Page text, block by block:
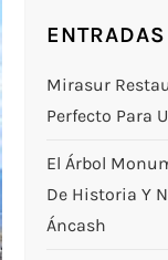
Mirasur
Perfecto Para
El Árbol
De Historia Y
Áncash